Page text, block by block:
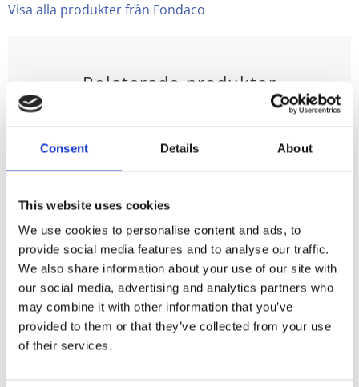
Consent Details About
This website uses cookies
We use cookies to personalise content and ads, to
provide social media features and to analyse our traffic.
We also share information about your use of our site with
our social media, advertising and analytics partners who
may combine it with other information that you’ve
provided to them or that they’ve collected from your use
of their services.
Visa alla produkter från Fondaco
Relaterade produkter
Kuddfodral
ASSA stl. 50X50
cm, rustikt, brun
Stl. 50X50 cm. Assa
ett rustikt
kuddfodral med
härlig unik känsla i
150
73
Kuddfodral
MAIA stl. 50X50
cm rustikt, brun
Stl. 50X50 cm. Maia
ett rustikt